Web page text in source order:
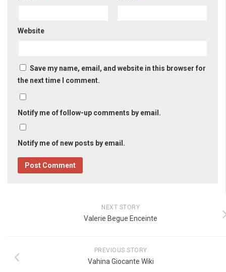
Website
Save my name, email, and website in this browser for
the next time I comment.
Notify me of follow-up comments by email.
Notify me of new posts by email.
NEXT STORY
Valerie Begue Enceinte
PREVIOUS STORY
Vahina Giocante Wiki